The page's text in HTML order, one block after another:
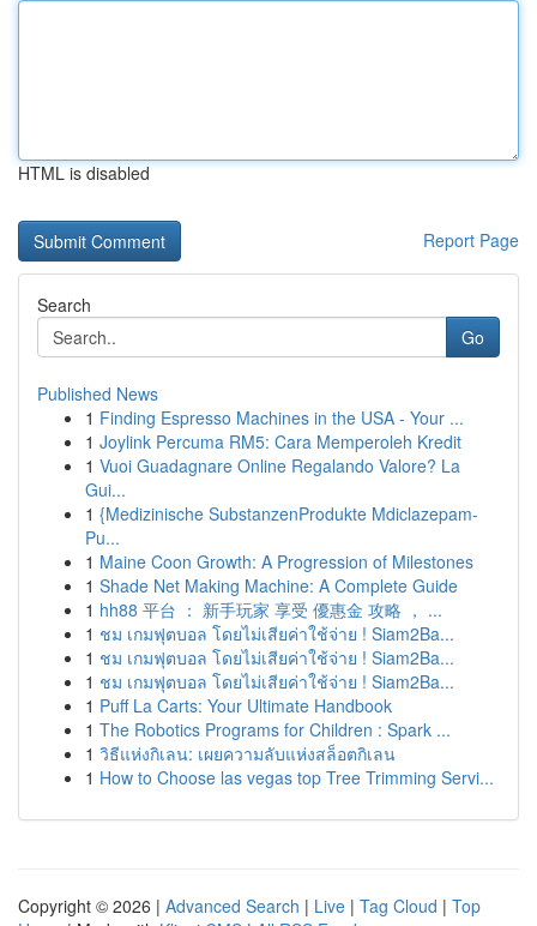
HTML is disabled
Report Page
Search
Go
Published News
1 Finding Espresso Machines in the USA - Your ...
1 Joylink Percuma RM5: Cara Memperoleh Kredit
1 Vuoi Guadagnare Online Regalando Valore? La
Gui...
1 {Medizinische SubstanzenProdukte Mdiclazepam-
Pu...
1 Maine Coon Growth: A Progression of Milestones
1 Shade Net Making Machine: A Complete Guide
1 hh88 平台 ： 新手玩家 享受 優惠金 攻略 ， ...
1 ชม เกมฟุตบอล โดยไม่เสียค่าใช้จ่าย ! Siam2Ba...
1 ชม เกมฟุตบอล โดยไม่เสียค่าใช้จ่าย ! Siam2Ba...
1 ชม เกมฟุตบอล โดยไม่เสียค่าใช้จ่าย ! Siam2Ba...
1 Puff La Carts: Your Ultimate Handbook
1 The Robotics Programs for Children : Spark ...
1 วิธีแห่งกิเลน: เผยความลับแห่งสล็อตกิเลน
1 How to Choose las vegas top Tree Trimming Servi...
Copyright © 2026 | Advanced Search | Live | Tag Cloud | Top